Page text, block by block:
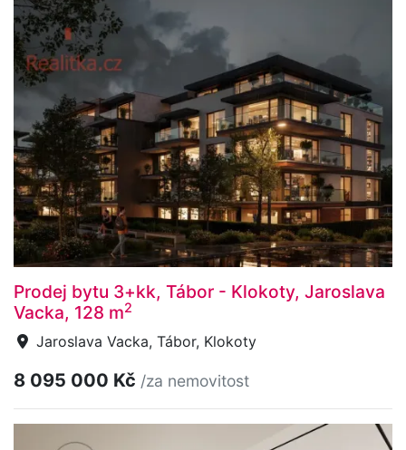
Prodej bytu 3+kk, Tábor - Klokoty, Jaroslava
Vacka, 128 m2
Jaroslava Vacka, Tábor, Klokoty
8 095 000 Kč /za nemovitost